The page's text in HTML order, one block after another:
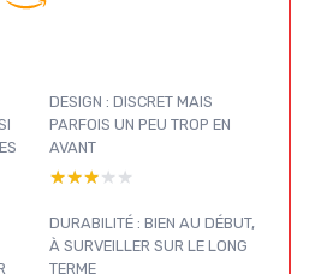
DESIGN : DISCRET MAIS
PARFOIS UN PEU TROP EN
AVANT
★★★★★
★★★★★
DURABILITÉ : BIEN AU DÉBUT,
À SURVEILLER SUR LE LONG
TERME